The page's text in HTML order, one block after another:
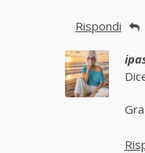
Rispondi